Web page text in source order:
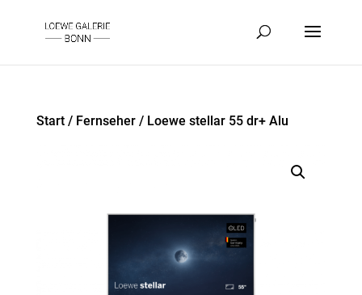
Start/ Fernseher/ Loewe stellar 55 dr+ Alu